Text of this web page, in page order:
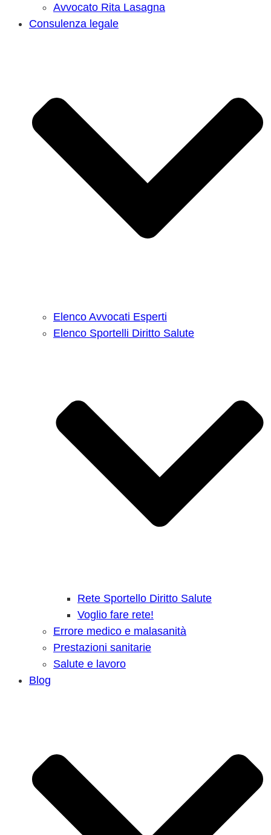
Avvocato Rita Lasagna
Consulenza legale
Elenco Avvocati Esperti
Elenco Sportelli Diritto Salute
Rete Sportello Diritto Salute
Voglio fare rete!
Errore medico e malasanità
Prestazioni sanitarie
Salute e lavoro
Blog